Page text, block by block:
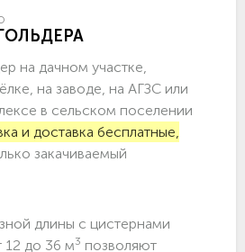
на дачном участке,
на заводе, на АГЗС или
в сельском поселении
и доставка бесплатные,
закачиваемый
длины с цистернами
до 36 м3 позволяют